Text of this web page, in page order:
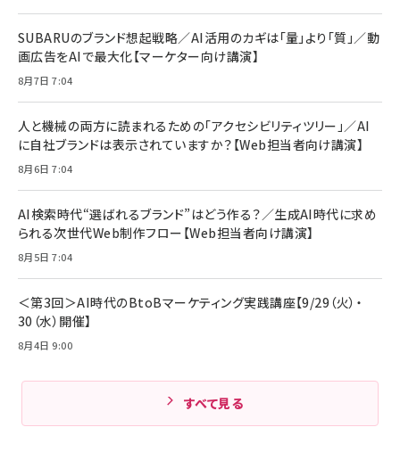
￥880
ママ投資家が育休中に１億貯めた株式投資
組織の成果を最大化する ルールのデザイン
￥1,980
Amazonランキングをもっと見る
￥6,980
全ワイヤレスイヤホン/アクティブノイズキャンセリ
技術基準適合】ブラック
￥5,990
ケーブル Anker絡まないケーブル 240W 結束バン
ド付き USB PD対応 シリコン素材採用 iPhone
17 / 16 / 15 / Galaxy iPad Pro MacBook
Pro/Air 各種対応 (1.8m ミッドナイトブラック)
￥1,890
Pro/Air 各種対応 (1.8m ミッドナイトブラック)
￥1,890
サッポロ 生ビール 黒ラベル 350ml 缶 24本 ビー
ル ケース買い【6/30応募〆切! 黒ラベルビヤセラー
￥4,857
SUBARUのブランド想起戦略／AI活用のカギは「量」より「質」／動
画広告をAIで最大化【マーケター向け講演】
8月7日 7:04
人と機械の両方に読まれるための「アクセシビリティツリー」／AI
に自社ブランドは表示されていますか？【Web担当者向け講演】
8月6日 7:04
AI検索時代“選ばれるブランド”はどう作る？／生成AI時代に求め
られる次世代Web制作フロー【Web担当者向け講演】
8月5日 7:04
＜第3回＞AI時代のBtoBマーケティング実践講座【9/29（火）・
30（水）開催】
8月4日 9:00
すべて見る